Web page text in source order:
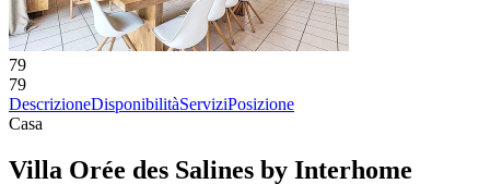
79
79
DescrizioneDisponibilitàServiziPosizione
Casa
Villa Orée des Salines by Interhome